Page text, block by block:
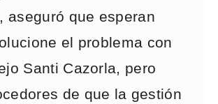
aseguró que esperan
el problema con
Santi Cazorla, pero
de que la gestión